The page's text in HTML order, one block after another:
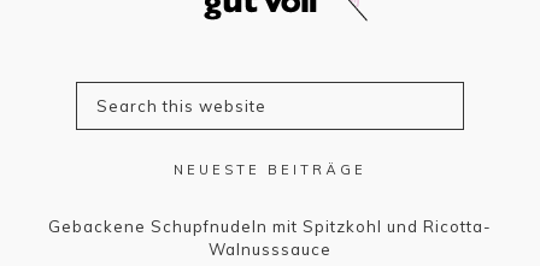
NEUESTE BEITRÄGE
Gebackene Schupfnudeln mit Spitzkohl und Ricotta-
Walnusssauce